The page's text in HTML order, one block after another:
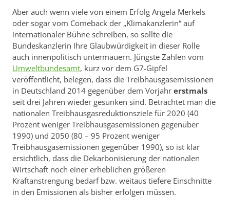
Aber auch wenn viele von einem Erfolg Angela Merkels
oder sogar vom Comeback der „Klimakanzlerin“ auf
internationaler Bühne schreiben, so sollte die
Bundeskanzlerin Ihre Glaubwürdigkeit in dieser Rolle
auch innenpolitisch untermauern. Jüngste Zahlen vom
Umweltbundesamt, kurz vor dem G7-Gipfel
veröffentlicht, belegen, dass die Treibhausgasemissionen
in Deutschland 2014 gegenüber dem Vorjahr erstmals
seit drei Jahren wieder gesunken sind. Betrachtet man die
nationalen Treibhausgasreduktionsziele für 2020 (40
Prozent weniger Treibhausgasemissionen gegenüber
1990) und 2050 (80 – 95 Prozent weniger
Treibhausgasemissionen gegenüber 1990), so ist klar
ersichtlich, dass die Dekarbonisierung der nationalen
Wirtschaft noch einer erheblichen größeren
Kraftanstrengung bedarf bzw. weitaus tiefere Einschnitte
in den Emissionen als bisher erfolgen müssen.